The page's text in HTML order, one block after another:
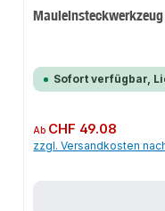
Sofort verfügbar,
Regulärer Preis:
Ab CHF 49.08
zzgl. Versandkosten